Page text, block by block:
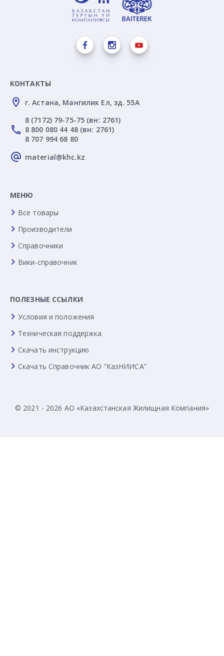
КОНТАКТЫ
г. Астана, Мангилик Ел, зд. 55А
8 (7172) 79-75-75 (вн: 2761)
8 800 080 44 48 (вн: 2761)
8 707 994 68 80
material@khc.kz
МЕНЮ
Все товары
Производители
Справочники
Вики-справочник
ПОЛЕЗНЫЕ ССЫЛКИ
Условия и положения
Техническая поддержка
Скачать инструкцию
Скачать Справочник АО “КазНИИСА”
© 2021 - 2026 АО «Казахстанская Жилищная Компания»